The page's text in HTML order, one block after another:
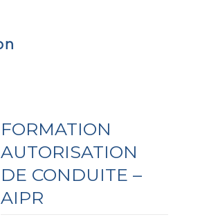
FORMATION
AUTORISATION
DE CONDUITE –
AIPR